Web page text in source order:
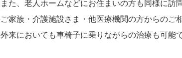
また、老人ホームなどにお住まいの方も同様に訪
ご家族・介護施設さま・他医療機関の方からのご
外来においても車椅子に乗りながらの治療も可能で